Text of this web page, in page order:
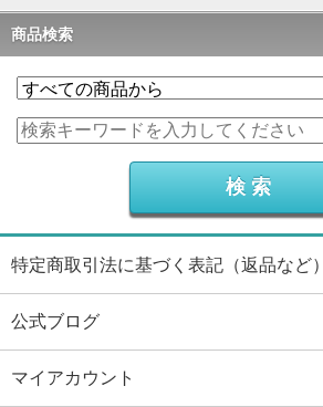
商品検索
特定商取引法に基づく表記（返品など）
公式ブログ
マイアカウント